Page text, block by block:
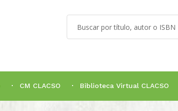
CM CLACSO Biblioteca Virtual CLACSO